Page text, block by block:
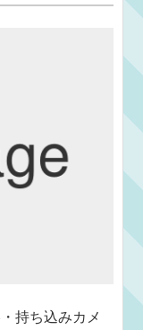
持ち込みカメ